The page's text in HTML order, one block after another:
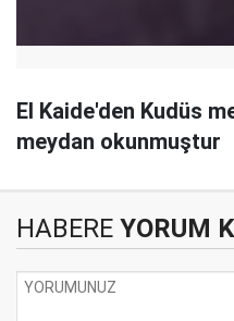
El Kaide'den Kudüs
meydan okunmuştur
HABERE YORUM